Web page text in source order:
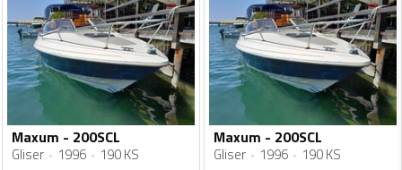
Maxum - 200SCL
Gliser 1996 190 KS
Maxum - 200SCL
Gliser 1996 190 KS